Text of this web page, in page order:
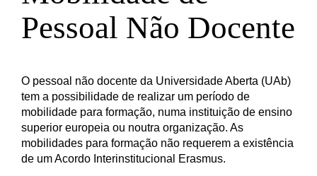
Pessoal Não Docente
O pessoal não docente da Universidade Aberta (UAb)
tem a possibilidade de realizar um período de
mobilidade para formação, numa instituição de ensino
superior europeia ou noutra organização. As
mobilidades para formação não requerem a existência
de um Acordo Interinstitucional Erasmus.